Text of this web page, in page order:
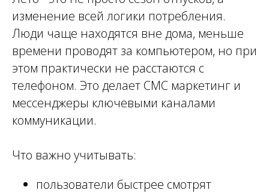
изменение всей логики потребления.
Люди чаще находятся вне дома, меньше
времени проводят за компьютером, но при
этом практически не расстаются с
телефоном. Это делает СМС маркетинг и
мессенджеры ключевыми каналами
коммуникации.
Что важно учитывать:
пользователи быстрее смотрят